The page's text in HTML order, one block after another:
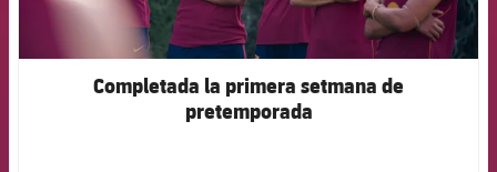
Completada la primera setmana de
pretemporada